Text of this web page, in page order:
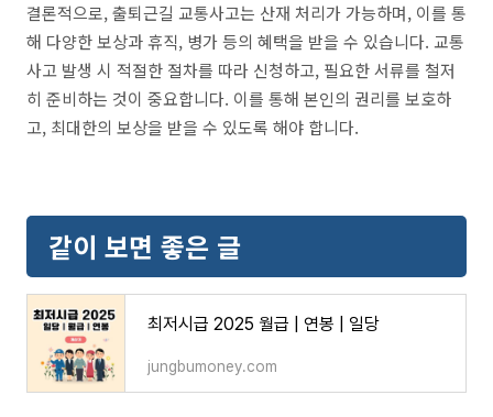
결론적으로, 출퇴근길 교통사고는 산재 처리가 가능하며, 이를 통
해 다양한 보상과 휴직, 병가 등의 혜택을 받을 수 있습니다. 교통
사고 발생 시 적절한 절차를 따라 신청하고, 필요한 서류를 철저
히 준비하는 것이 중요합니다. 이를 통해 본인의 권리를 보호하
고, 최대한의 보상을 받을 수 있도록 해야 합니다.
같이 보면 좋은 글
최저시급 2025 월급 | 연봉 | 일당
jungbumoney.com